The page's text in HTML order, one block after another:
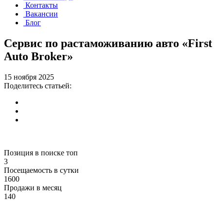
Контакты
Вакансии
Блог
Сервис по растаможиванию авто «First
Auto Broker»
15 ноября 2025
Поделитесь статьей:
Позиция в поиске топ
3
Посещаемость в сутки
1600
Продажи в месяц
140